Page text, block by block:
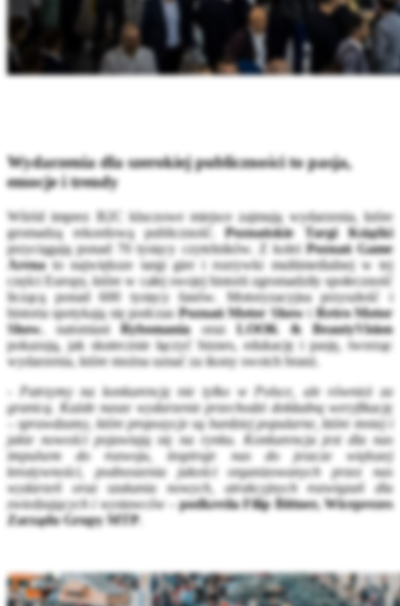
Wydarzenia dla szerokiej publiczności to pasja,
emocje i trendy
Wśród imprez B2C kluczowe miejsce zajmują wydarzenia, które
gromadzą rekordową publiczność.Poznańskie Targi Książki
przyciągają ponad 70 tysięcy czytelników. Z kolei Poznań Game
Arenato największe targi gier i rozrywki multimedialnej w tej
części Europy, które w całej swojej historii zgromadziły społeczność
liczącą ponad 600 tysięcy fanów. Motoryzacyjna przyszłość i
historia spotykają się podczasPoznań Motor ShowiRetro Motor
Show, natomiast Rybomaniaoraz LOOK & BeautyVision
pokazują, jak skutecznie łączyć biznes, edukację i pasję, tworząc
wydarzenia, które można uznać za ikony swoich branż.
Patrzymy na konkurencję nie tylko w Polsce, ale również za
granicą. Każde nasze wydarzenie przechodzi dokładną weryfikację
– sprawdzamy, które propozycje są bardziej popularne, które mniej i
jakie nowości pojawiają się na rynku. Konkurencja jest dla nas
impulsem do rozwoju, inspiruje nas do jeszcze większej
kreatywności, podnoszenia jakości organizowanych przez nas
wydarzeń oraz szukania nowych, atrakcyjnych rozwiązań dla
zwiedzających i wystawców–podkreśla Filip Bittner, Wiceprezes
Zarządu Grupy MTP